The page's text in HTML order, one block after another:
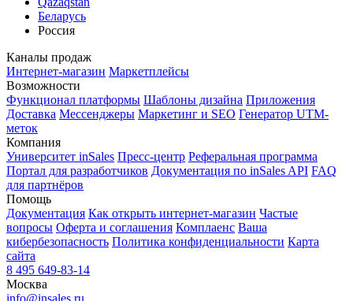
Беларусь
Россия
Каналы продаж
Интернет-магазин Маркетплейсы
Возможности
Функционал платформы Шаблоны дизайна Приложения
Доставка Мессенджеры Маркетинг и SEO Генератор UTM-
меток
Компания
Университет inSales Пресс-центр Реферальная программа
Портал для разработчиков Документация по inSales API FAQ
для партнёров
Помощь
Документация Как открыть интернет-магазин Частые
вопросы Оферта и соглашения Комплаенс Ваша
кибербезопасность Политика конфиденциальности Карта
сайта
8 495 649-83-14
Москва